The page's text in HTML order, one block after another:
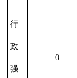
行
政
强
0